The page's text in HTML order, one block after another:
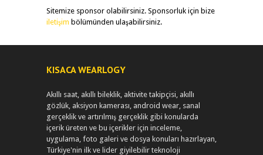
Sitemize sponsor olabilirsiniz. Sponsorluk için bize
iletişim bölümünden ulaşabilirsiniz.
KISACA WEARLOGY
Akıllı saat, akıllı bileklik, aktivite takipçisi, akıllı
gözlük, aksiyon kamerası, android wear, sanal
gerçeklik ve artırılmış gerçeklik gibi konularda
içerik üreten ve bu içerikler için inceleme,
uygulama, foto galeri ve dosya konuları hazırlayan,
Türkiye'nin ilk ve lider giyilebilir teknoloji